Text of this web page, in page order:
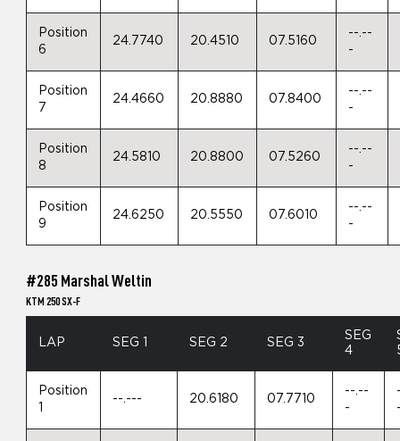
Position
6
24.7740 20.4510 07.5160
--.--
-
Position
7
24.4660 20.8880 07.8400
--.--
-
Position
8
24.5810 20.8800 07.5260
--.--
-
Position
9
24.6250 20.5550 07.6010
--.--
-
#285 Marshal Weltin
KTM 250 SX-F
LAP SEG 1 SEG 2 SEG 3
SEG
4
Position
1
--.--- 20.6180 07.7710
--.--
-